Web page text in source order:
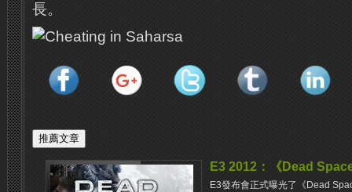
長。
E3 2012：《Dead
E3發布會正式曝光了《Dead